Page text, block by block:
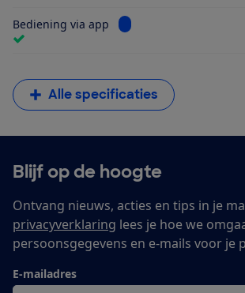
Bediening via app Bekijk informatie voor
Alle specificaties
Blijf op de hoogte
Ontvang nieuws, acties en tips in je
privacyverklaring lees je hoe we
persoonsgegevens en e-mails voor je
E-mailadres